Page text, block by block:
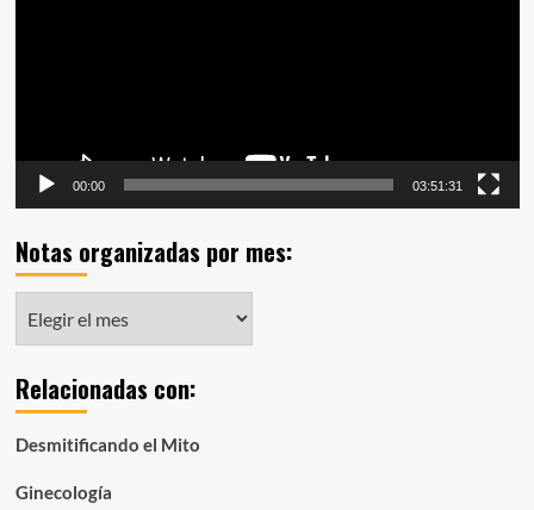
00:00 03:51:31
Notas organizadas por mes:
organizadas
mes:
Relacionadas con:
Desmitificando el Mito
Ginecología